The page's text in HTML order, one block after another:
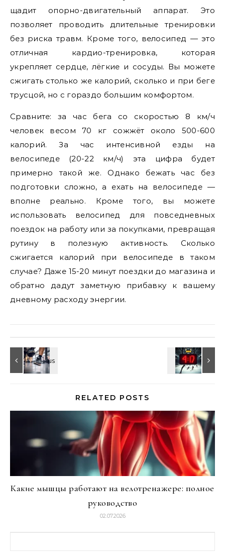
щадит опорно-двигательный аппарат. Это
позволяет проводить длительные тренировки
без риска травм. Кроме того, велосипед — это
отличная кардио-тренировка, которая
укрепляет сердце, лёгкие и сосуды. Вы можете
сжигать столько же калорий, сколько и при беге
трусцой, но с гораздо большим комфортом.
Сравните: за час бега со скоростью 8 км/ч
человек весом 70 кг сожжёт около 500-600
калорий. За час интенсивной езды на
велосипеде (20-22 км/ч) эта цифра будет
примерно такой же. Однако бежать час без
подготовки сложно, а ехать на велосипеде —
вполне реально. Кроме того, вы можете
использовать велосипед для повседневных
поездок на работу или за покупками, превращая
рутину в полезную активность. Сколько
сжигается калорий при велосипеде в таком
случае? Даже 15-20 минут поездки до магазина и
обратно дадут заметную прибавку к вашему
дневному расходу энергии.
RELATED POSTS
Какие мышцы работают на велотренажере: полное
руководство
02.07.2026